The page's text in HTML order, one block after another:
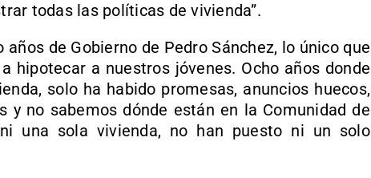
todas las políticas de vivienda”.
años de Gobierno de Pedro Sánchez, lo único que
hipotecar a nuestros jóvenes. Ocho años donde
solo ha habido promesas, anuncios huecos,
y no sabemos dónde están en la Comunidad de
una sola vivienda, no han puesto ni un solo